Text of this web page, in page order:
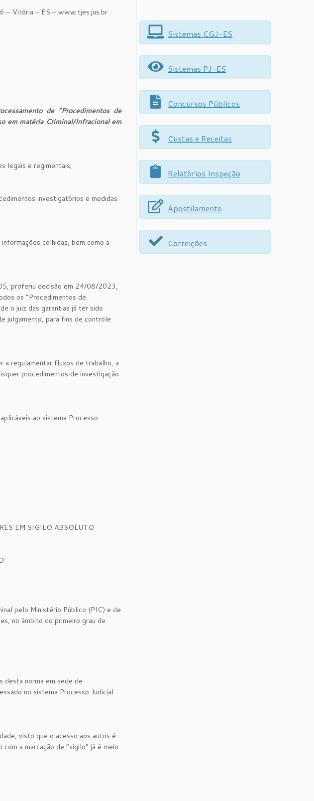
– Vitória – ES – www.tjes.jus.br
de “Procedimentos de
em matéria Criminal/Infracional em
legais e regimentais;
investigatórios e medidas
colhidas, bem como a
proferiu decisão em 24/08/2023,
os “Procedimentos de
o juiz das garantias já ter sido
julgamento, para fins de controle
a regulamentar fluxos de trabalho, a
procedimentos de investigação
ao sistema Processo
EM SIGILO ABSOLUTO
pelo Ministério Público (PIC) e de
no âmbito do primeiro grau de
desta norma em sede de
no sistema Processo Judicial
visto que o acesso aos autos é
a marcação de “sigilo” já é meio
Sistemas CGJ-ES
Sistemas PJ-ES
Concursos Públicos
Custas e Receitas
Relatórios Inspeção
Apostilamento
Correições